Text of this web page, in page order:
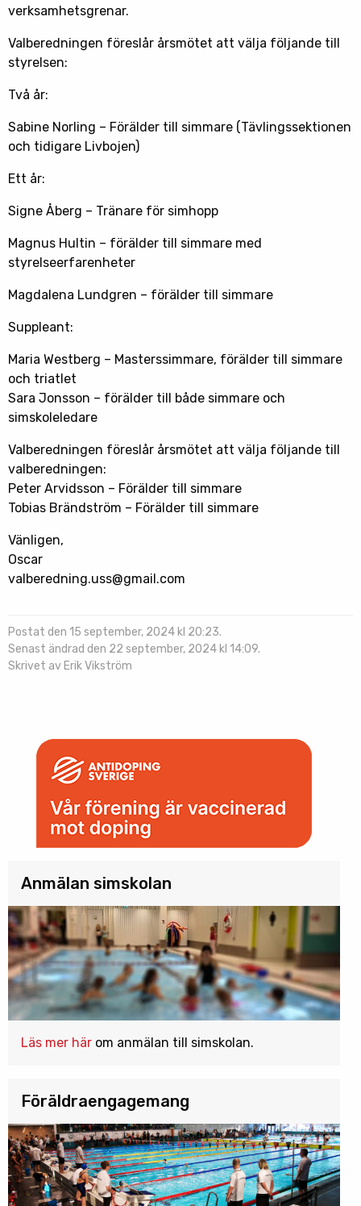
verksamhetsgrenar.
Valberedningen föreslår årsmötet att välja följande till
styrelsen:
Två år:
Sabine Norling – Förälder till simmare (Tävlingssektionen
och tidigare Livbojen)
Ett år:
Signe Åberg – Tränare för simhopp
Magnus Hultin – förälder till simmare med
styrelseerfarenheter
Magdalena Lundgren – förälder till simmare
Suppleant:
Maria Westberg – Masterssimmare, förälder till simmare
och triatlet
Sara Jonsson – förälder till både simmare och
simskoleledare
Valberedningen föreslår årsmötet att välja följande till
valberedningen:
Peter Arvidsson – Förälder till simmare
Tobias Brändström – Förälder till simmare
Vänligen,
Oscar
valberedning.uss@gmail.com
Postat den 15 september, 2024 kl 20:23.
Senast ändrad den 22 september, 2024 kl 14:09.
Skrivet av Erik Vikström
Anmälan simskolan
Läs mer här om anmälan till simskolan.
Föräldraengagemang